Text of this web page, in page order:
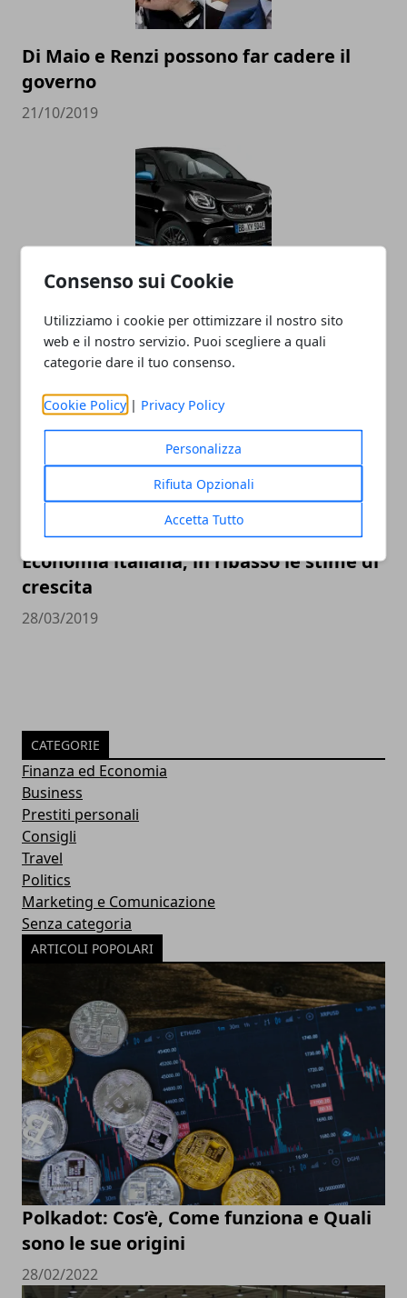
Consenso sui Cookie
Utilizziamo i cookie per ottimizzare il nostro sito
web e il nostro servizio. Puoi scegliere a quali
categorie dare il tuo consenso.
Cookie Policy | Privacy Policy
Personalizza
Rifiuta Opzionali
Accetta Tutto
Di Maio e Renzi possono far cadere il
governo
21/10/2019
Germania
30/03/2019
Economia italiana, in ribasso le stime di
crescita
28/03/2019
CATEGORIE
Finanza ed Economia
Business
Prestiti personali
Consigli
Travel
Politics
Marketing e Comunicazione
Senza categoria
ARTICOLI POPOLARI
Polkadot: Cos’è, Come funziona e Quali
sono le sue origini
28/02/2022